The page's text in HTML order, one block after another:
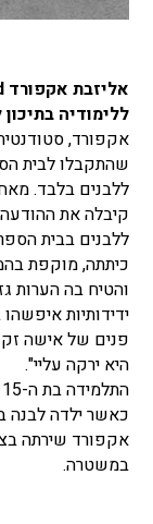
ללימודיה בתיכון ליטל
אקפורד,
ללבנים בלבד.
קיבלה את
ללבנים בבית
כיתתה, מוקפת
והטיח בה הערות
ידידותיות
פנים של אישה
היא ירקה עליי".
כאשר ילדה לבנה
אקפורד שירתה
במשטרה.